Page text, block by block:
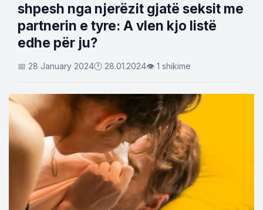
shpesh nga njerëzit gjatë seksit me
partnerin e tyre: A vlen kjo listë
edhe për ju?
📅 28 January 2024🕐 28.01.2024👁 1 shikime